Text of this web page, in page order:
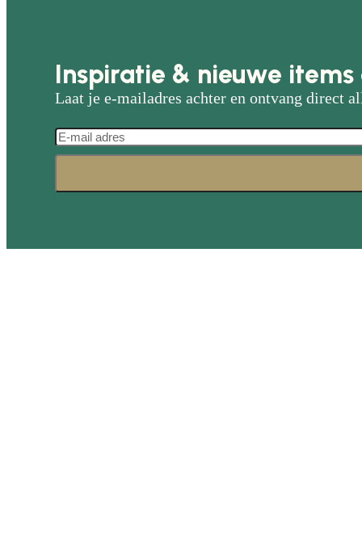
Inspiratie & nieuwe
Laat je e-mailadres achter en ontvang direct